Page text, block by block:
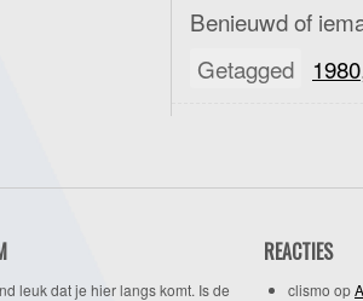
Benieuwd of
Getagged
1980
leuk dat je hier langs komt. Is de
REACTIES
clismo op